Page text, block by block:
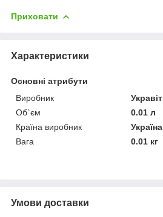
Приховати
Характеристики
Основні атрибути
Виробник
Укравіт
Об`єм
0.01 л
Країна виробник
Україна
Вага
0.01 кг
Умови доставки